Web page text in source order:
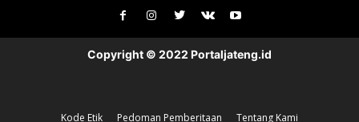
Copyright © 2022 Portaljateng.id
Kode Etik Pedoman Pemberitaan Tentang Kami